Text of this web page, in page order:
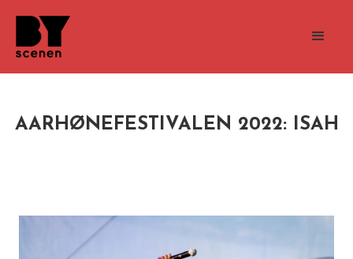
AARHØNEFESTIVALEN 2022: ISAH